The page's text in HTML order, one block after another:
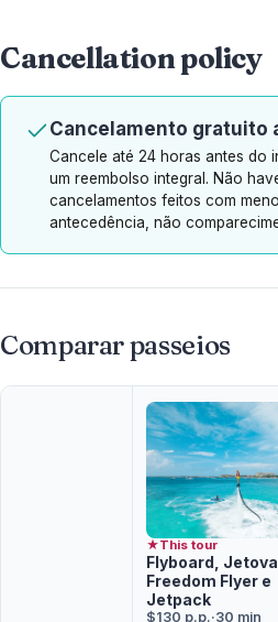
Cancellation policy
Cancelamento gratuito
Cancele até 24 horas antes do
um reembolso integral. Não
cancelamentos feitos com
antecedência, não
Comparar passeios
★This tour
Flyboard,
Freedom Flyer e
Jetpack
$130 p.p.·30 min